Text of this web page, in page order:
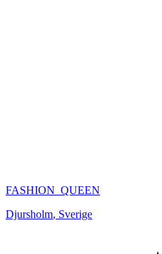
FASHION_QUEEN
Djursholm, Sverige